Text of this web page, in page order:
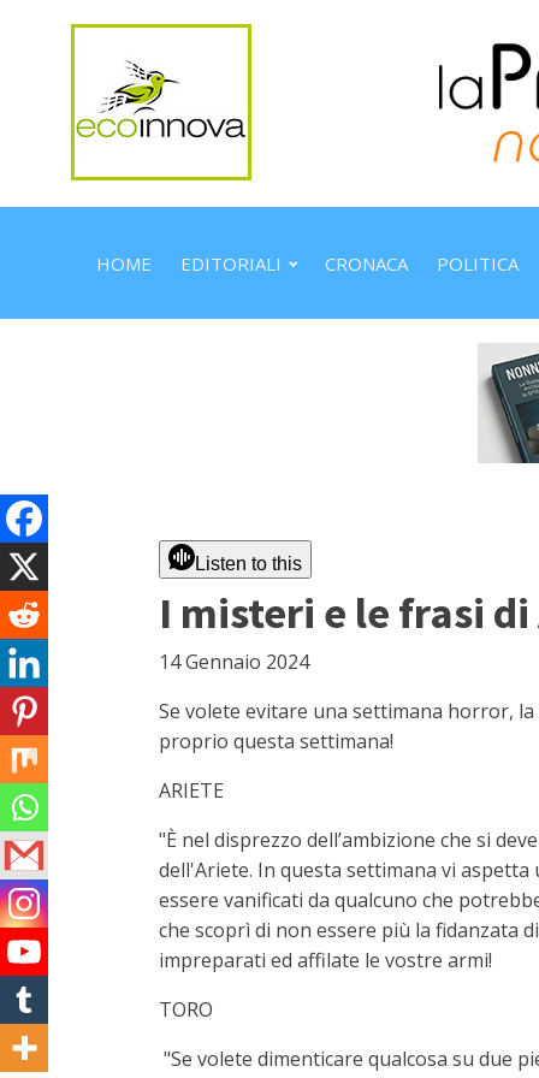
HOME EDITORIALI CRONACA POLITICA
Listen to this
I misteri e le frasi
14 Gennaio 2024
Se volete evitare una settimana horror,
proprio questa settimana!
ARIETE
"È nel disprezzo dell’ambizione che si
dell'Ariete. In questa settimana vi
essere vanificati da qualcuno che
che scoprì di non essere più la fidanzata
impreparati ed affilate le vostre armi!
TORO
"Se volete dimenticare qualcosa su due